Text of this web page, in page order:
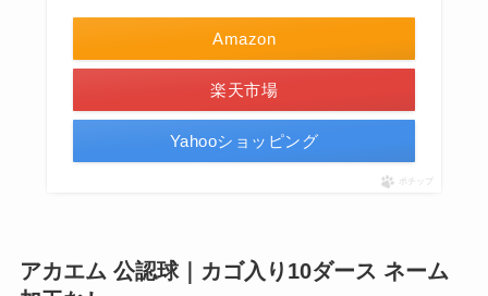
Amazon
楽天市場
Yahooショッピング
ポチップ
アカエム 公認球｜カゴ入り10ダース ネーム